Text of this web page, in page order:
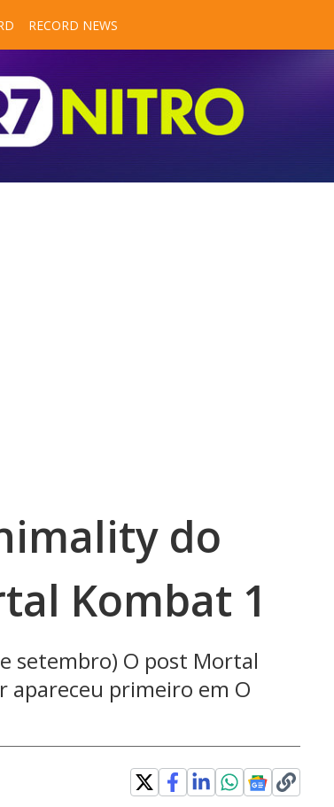
RECORD NEWS
do
Kombat 1
setembro) O post Mortal
apareceu primeiro em O